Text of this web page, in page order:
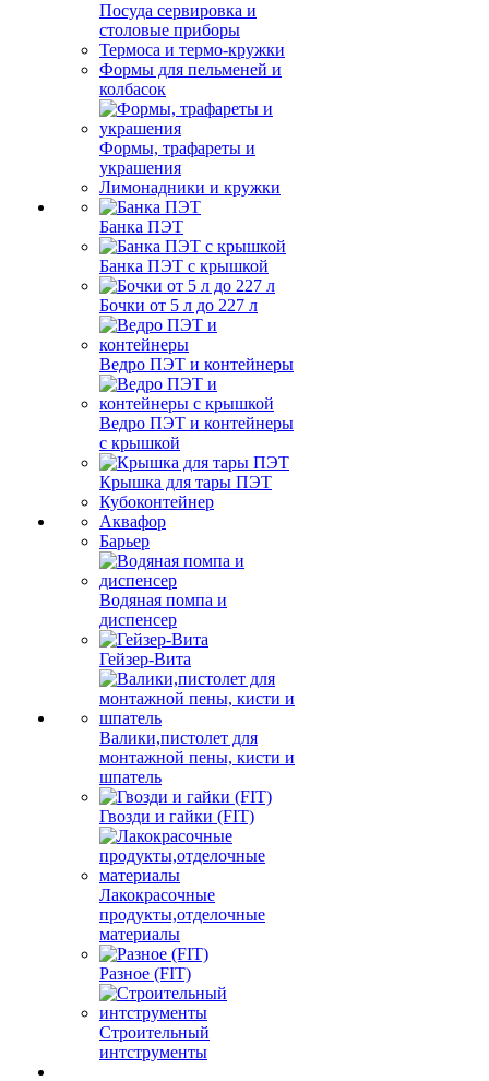
Посуда сервировка и
столовые приборы
Термоса и термо-кружки
Формы для пельменей и
колбасок
Формы, трафареты и
украшения
Лимонадники и кружки
Банка ПЭТ
Банка ПЭТ с крышкой
Бочки от 5 л до 227 л
Ведро ПЭТ и контейнеры
Ведро ПЭТ и контейнеры
с крышкой
Крышка для тары ПЭТ
Кубоконтейнер
Аквафор
Барьер
Водяная помпа и
диспенсер
Гейзер-Вита
Валики,пистолет для
монтажной пены, кисти и
шпатель
Гвозди и гайки (FIT)
Лакокрасочные
продукты,отделочные
материалы
Разное (FIT)
Строительный
интструменты